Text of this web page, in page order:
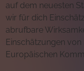
auf dem neuesten
wir für dich
abrufbare
Einschätzungen
Europäischen